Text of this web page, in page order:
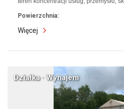
Powierzchnia:
Więcej
Działka · Wynajem